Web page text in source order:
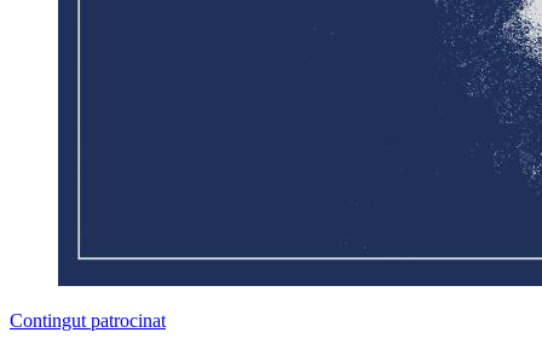
Contingut patrocinat